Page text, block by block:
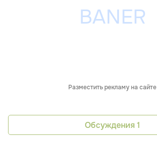
Разместить рекламу на сайте
Обсуждения 1